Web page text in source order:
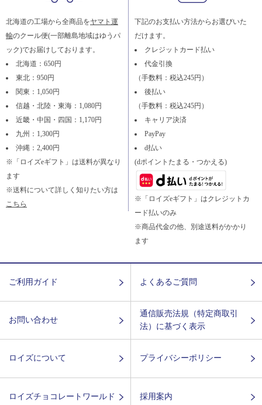
北海道の工場から全商品をヤマト運
輸のクール便(一部離島地域はゆうパ
ック)でお届けしております。
北海道：650円
東北：950円
関東：1,050円
信越・北陸・東海：1,080円
近畿・中国・四国：1,170円
九州：1,300円
沖縄：2,400円
※「ロイズeギフト」は送料が異なり
ます
※送料について詳しく知りたい方は
こちら
下記のお支払い方法からお選びいた
だけます。
クレジットカード払い
代金引換
（手数料：税込245円）
後払い
（手数料：税込245円）
キャリア決済
PayPay
d払い
(dポイントたまる・つかえる)
※「ロイズeギフト」はクレジットカ
ード払いのみ
※商品代金の他、別途送料がかかり
ます
ご利用ガイド よくあるご質問
お問い合わせ
通信販売法規（特定商取引
法）に基づく表示
ロイズについて プライバシーポリシー
ロイズチョコレートワールド 採用案内